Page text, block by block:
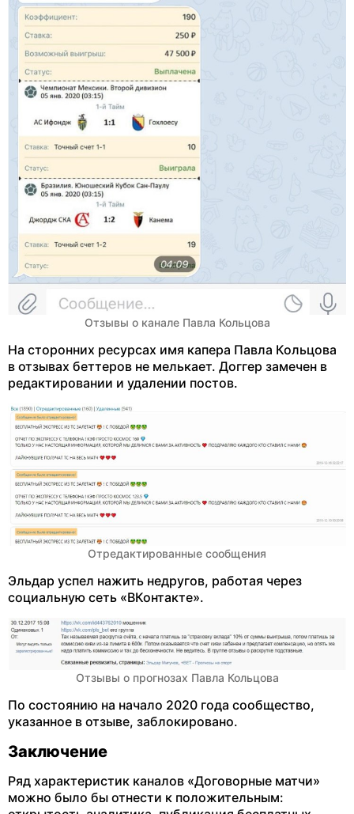
Отзывы о канале Павла Кольцова
На сторонних ресурсах имя капера Павла Кольцова
в отзывах беттеров не мелькает. Доггер замечен в
редактировании и удалении постов.
Отредактированные сообщения
Эльдар успел нажить недругов, работая через
социальную сеть «ВКонтакте».
Отзывы о прогнозах Павла Кольцова
По состоянию на начало 2020 года сообщество,
указанное в отзыве, заблокировано.
Заключение
Ряд характеристик каналов «Договорные матчи»
можно было бы отнести к положительным: